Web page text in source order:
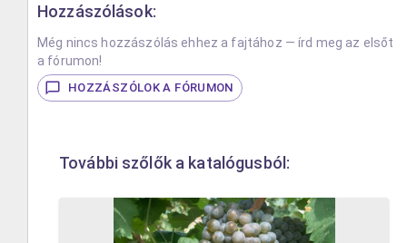
Hozzászólások:
Még nincs hozzászólás ehhez a fajtához — írd meg az elsőt
a fórumon!
HOZZÁSZÓLOK A FÓRUMON
További szőlők a katalógusból: